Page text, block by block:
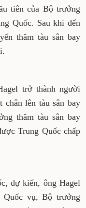
tiên của Bộ trưởng
Quốc. Sau khi đến
thăm tàu sân bay
trở thành người
chân lên tàu sân bay
thăm tàu sân bay
Trung Quốc chấp
dự kiến, ông Hagel
vụ, Bộ trưởng